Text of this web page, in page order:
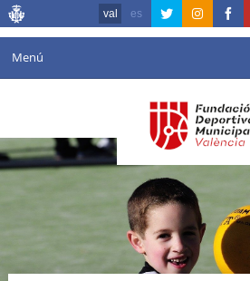
val es
Menú
Agenda
Instal·lacions
Comunicació
València en esport